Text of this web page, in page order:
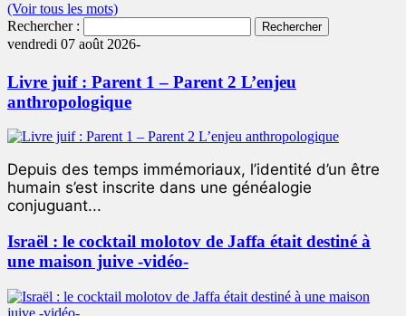
(Voir tous les mots)
Rechercher :
vendredi 07 août 2026-
Livre juif : Parent 1 – Parent 2 L’enjeu
anthropologique
Depuis des temps immémoriaux, l’identité d’un être
humain s’est inscrite dans une généalogie
conjuguant...
Israël : le cocktail molotov de Jaffa était destiné à
une maison juive -vidéo-